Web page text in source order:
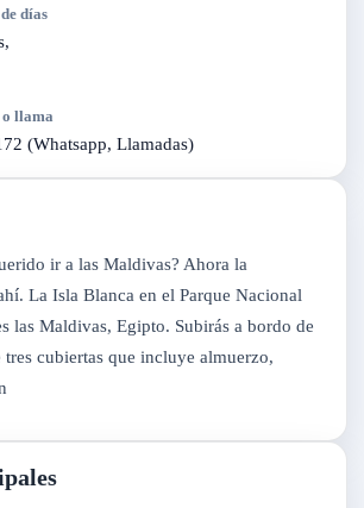
días
o llama
(Whatsapp, Llamadas)
ir a las Maldivas? Ahora la
La Isla Blanca en el Parque Nacional
las Maldivas, Egipto. Subirás a bordo de
cubiertas que incluye almuerzo,